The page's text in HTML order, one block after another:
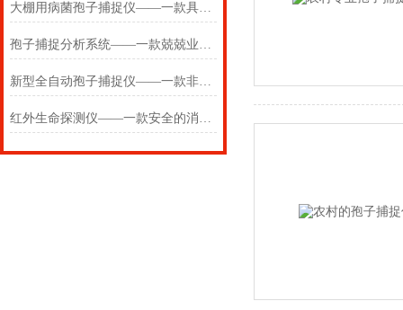
大棚用病菌孢子捕捉仪——一款具有记录功能的孢子捕捉设备2024(万象推送)
孢子捕捉分析系统——一款兢兢业业的大棚用病菌孢子捕捉仪
新型全自动孢子捕捉仪——一款非常全面的大棚用病菌孢子捕捉仪
红外生命探测仪——一款安全的消防红外热像仪2025(万象推送)